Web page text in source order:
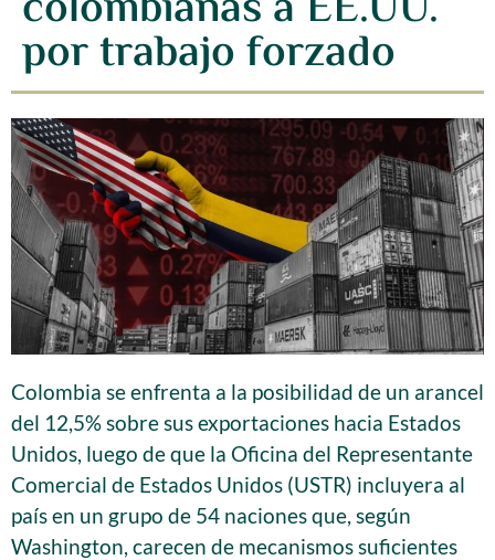
por trabajo forzado
Colombia se enfrenta a la posibilidad de un arancel
del 12,5% sobre sus exportaciones hacia Estados
Unidos, luego de que la Oficina del Representante
Comercial de Estados Unidos (USTR) incluyera al
país en un grupo de 54 naciones que, según
Washington, carecen de mecanismos suficientes